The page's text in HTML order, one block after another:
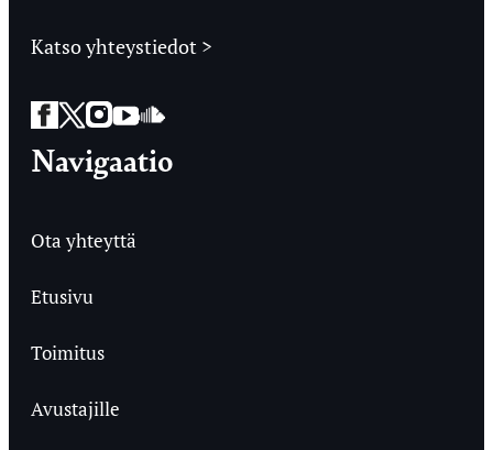
Katso yhteystiedot >
Facebook
Twitter
Instagram
YouTube
SoundCloud
Navigaatio
Ota yhteyttä
Etusivu
Toimitus
Avustajille